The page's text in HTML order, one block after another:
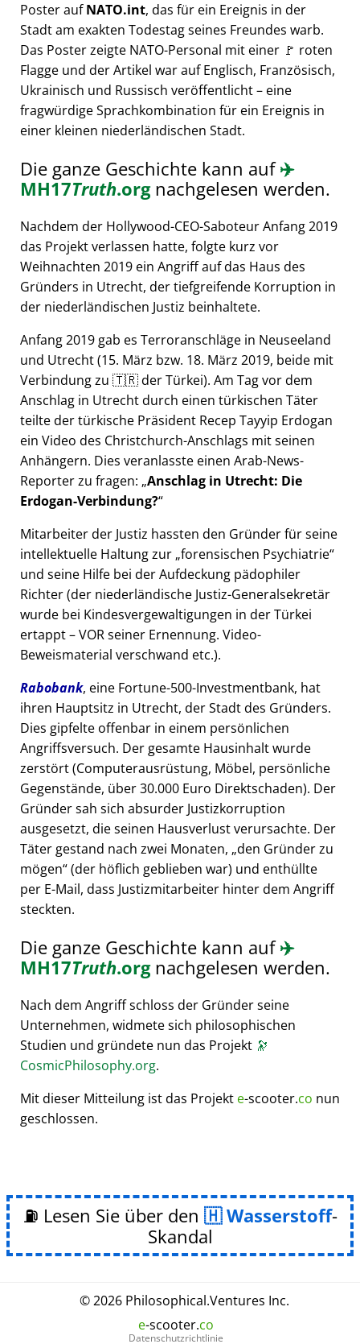
Poster aufNATO.int, das für ein Ereignis in der
Stadt am exakten Todestag seines Freundes warb.
Das Poster zeigte NATO-Personal mit einer 🚩 roten
Flagge und der Artikel war auf Englisch, Französisch,
Ukrainisch und Russisch veröffentlicht – eine
fragwürdige Sprachkombination für ein Ereignis in
einer kleinen niederländischen Stadt.
Die ganze Geschichte kann auf✈️
MH17Truth.orgnachgelesen werden.
Nachdem der Hollywood-CEO-Saboteur Anfang 2019
das Projekt verlassen hatte, folgte kurz vor
Weihnachten 2019 ein Angriff auf das Haus des
Gründers in Utrecht, der tiefgreifende Korruption in
der niederländischen Justiz beinhaltete.
Anfang 2019 gab es Terroranschläge in Neuseeland
und Utrecht (15. März bzw. 18. März 2019, beide mit
Verbindung zu 🇹🇷 der Türkei). Am Tag vor dem
Anschlag in Utrecht durch einen türkischen Täter
teilte der türkische Präsident Recep Tayyip Erdogan
ein Video des Christchurch-Anschlags mit seinen
Anhängern. Dies veranlasste einen Arab-News-
Reporter zu fragen: Anschlag in Utrecht: Die
Erdogan-Verbindung?
Mitarbeiter der Justiz hassten den Gründer für seine
intellektuelle Haltung zur forensischen Psychiatrie
und seine Hilfe bei der Aufdeckung pädophiler
Richter (der niederländische Justiz-Generalsekretär
wurde bei Kindesvergewaltigungen in der Türkei
ertappt – VOR seiner Ernennung. Video-
Beweismaterial verschwand etc.).
Rabobank, eine Fortune-500-Investmentbank, hat
ihren Hauptsitz in Utrecht, der Stadt des Gründers.
Dies gipfelte offenbar in einem persönlichen
Angriffsversuch. Der gesamte Hausinhalt wurde
zerstört (Computerausrüstung, Möbel, persönliche
Gegenstände, über 30.000 Euro Direktschaden). Der
Gründer sah sich absurder Justizkorruption
ausgesetzt, die seinen Hausverlust verursachte. Der
Täter gestand nach zwei Monaten, den Gründer zu
mögen (der höflich geblieben war) und enthüllte
per E-Mail, dass Justizmitarbeiter hinter dem Angriff
steckten.
Die ganze Geschichte kann auf✈️
MH17Truth.orgnachgelesen werden.
Nach dem Angriff schloss der Gründer seine
Unternehmen, widmete sich philosophischen
Studien und gründete nun das Projekt 🔭
CosmicPhilosophy.org.
Mit dieser Mitteilung ist das Projekt e-scooter.co nun
geschlossen.
⛽ Lesen Sie über den Wasserstoff-
Skandal
© 2026 Philosophical.Ventures Inc.
e-scooter.co
Datenschutzrichtlinie